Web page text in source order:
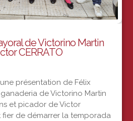
de Victorino Martin
CERRATO
présentation de Félix
de Victorino Martin
et picador de Victor
fier de démarrer la temporada